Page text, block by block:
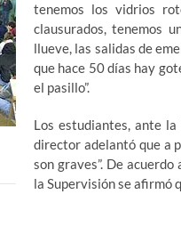
tenemos los vidrios
clausurados, tenemos
llueve, las salidas de
que hace 50 días hay
el pasillo”.
Los estudiantes, ante
director adelantó que a
son graves”. De
la Supervisión se afirmó